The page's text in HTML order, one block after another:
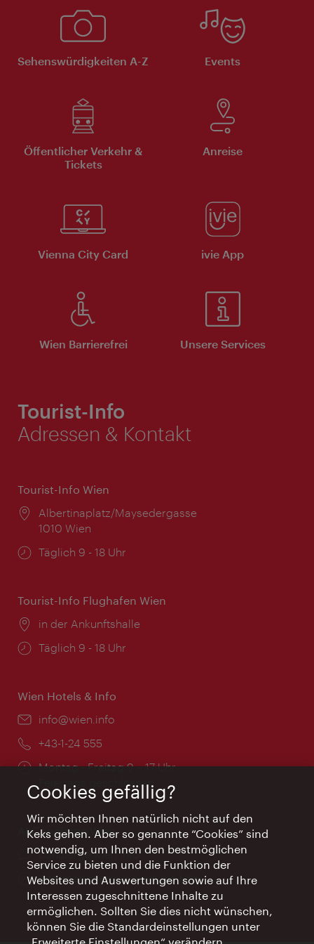
Sehenswürdigkeiten A-Z Events
Öffentlicher Verkehr &
Tickets
Anreise
Vienna City Card ivie App
Wien Barrierefrei Unsere Services
Tourist-Info
Adressen & Kontakt
Tourist-Info Wien
Ort:
Albertinaplatz/Maysedergasse
1010 Wien
Öffnungszeiten:
Täglich 9 - 18 Uhr
Tourist-Info Flughafen Wien
Ort:
in der Ankunftshalle
Öffnungszeiten:
Täglich 9 - 18 Uhr
Wien Hotels & Info
Email:
info@wien.info
Telefon:
+43-1-24 555
Öffnungszeiten:
Montag - Freitag 9 – 17 Uhr
Feiertags geschlossen
AI Concierge Wien
Ort:
concierge.wien.info
Öffnungszeiten:
Informationen rund um die Uhr
Cookies gefällig?
Wir möchten Ihnen natürlich nicht auf den
Keks gehen. Aber so genannte “Cookies” sind
notwendig, um Ihnen den bestmöglichen
Service zu bieten und die Funktion der
Websites und Auswertungen sowie auf Ihre
Interessen zugeschnittene Inhalte zu
ermöglichen. Sollten Sie dies nicht wünschen,
können Sie die Standardeinstellungen unter